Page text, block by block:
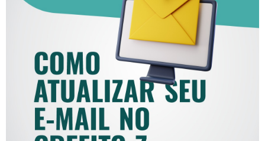
COMO ATUALIZAR SEU E-
MAIL NO CREFITO-7